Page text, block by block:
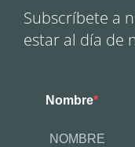
Subscríbete a
estar al día de
Nombre